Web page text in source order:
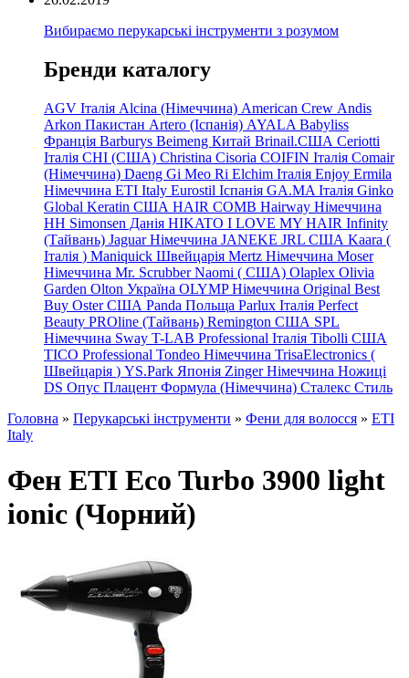
Вибираємо перукарські інструменти з розумом
Бренди каталогу
AGV Італія Alcina (Німеччина) American Crew Andis
Arkon Пакистан Artero (Іспанія) AYALA Babyliss
Франція Barburys Beimeng Китай Brinail.США Ceriotti
Італія CHI (США) Christina Cisoria COIFIN Італія Comair
(Німеччина) Daeng Gi Meo Ri Elchim Італія Enjoy Ermila
Німеччина ETI Italy Eurostil Іспанія GA.MA Італія Ginko
Global Keratin США HAIR COMB Hairway Німеччина
HH Simonsen Данія HIKATO I LOVE MY HAIR Infinity
(Тайвань) Jaguar Німеччина JANEKE JRL США Kaara (
Італія ) Maniquick Швейцарія Mertz Німеччина Moser
Німеччина Mr. Scrubber Naomi ( США) Olaplex Olivia
Garden Olton Україна OLYMP Німеччина Original Best
Buy Oster США Panda Польща Parlux Італія Perfect
Beauty PROline (Тайвань) Remington США SPL
Німеччина Sway T-LAB Professional Італія Tibolli США
TICO Professional Tondeo Німеччина TrisaElectronics (
Швейцарія ) YS.Park Японія Zinger Німеччина Ножиці
DS Опус Плацент Формула (Німеччина) Сталекс Стиль
Головна » Перукарські інструменти » Фени для волосся » ETI
Italy
Фен ETI Eco Turbo 3900 light
ionic (Чорний)